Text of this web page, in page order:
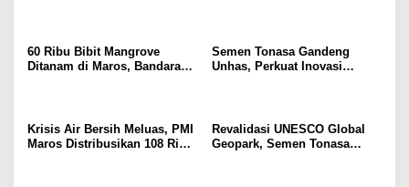
60 Ribu Bibit Mangrove
Ditanam di Maros, Bandara
Semen Tonasa Gandeng
Unhas, Perkuat Inovasi
Krisis Air Bersih Meluas, PMI
Maros Distribusikan 108 Ribu
Revalidasi UNESCO Global
Geopark, Semen Tonasa